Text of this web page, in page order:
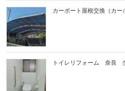
カーポート屋根交換（カ
トイレリフォーム 奈良